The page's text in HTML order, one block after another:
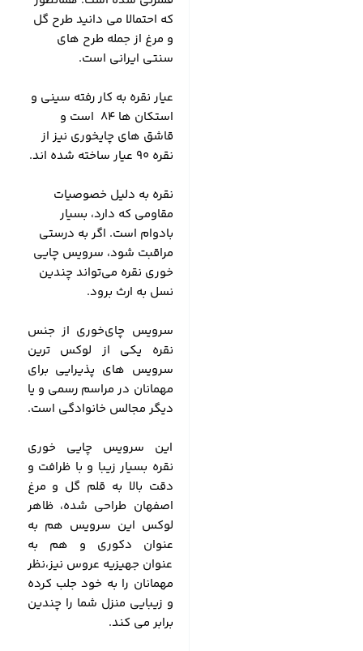
که احتمالا می دانید طرح گل
و مرغ از جمله طرح های
سنتی ایرانی است.
عیار نقره به کار رفته سینی و
استکان ها 84 است و
قاشق های چایخوری نیز از
نقره 90 عیار ساخته شده اند.
نقره به دلیل خصوصیات
مقاومی که دارد، بسیار
بادوام است. اگر به درستی
مراقبت شود، سرویس چایی
خوری نقره می‌تواند چندین
نسل به ارث برود.
سرویس چای‌خوری از جنس
نقره یکی از لوکس ترین
سرویس های پذیرایی برای
مهمانان در مراسم رسمی و یا
دیگر مجالس خانوادگی است.
این سرویس چایی خوری
نقره بسیار زیبا و با ظرافت و
دقت بالا به قلم گل و مرغ
اصفهان طراحی شده، ظاهر
لوکس این سرویس هم به
عنوان دکوری و هم به
عنوان جهیزیه عروس نیز،نظر
مهمانان را به خود جلب کرده
و زیبایی منزل شما را چندین
برابر می کند.